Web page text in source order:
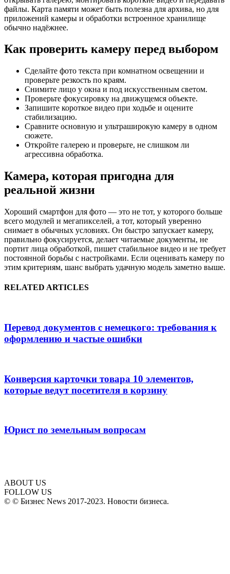
файлы. Карта памяти может быть полезна для архива, но для
приложений камеры и обработки встроенное хранилище
обычно надёжнее.
Как проверить камеру перед выбором
Сделайте фото текста при комнатном освещении и
проверьте резкость по краям.
Снимите лицо у окна и под искусственным светом.
Проверьте фокусировку на движущемся объекте.
Запишите короткое видео при ходьбе и оцените
стабилизацию.
Сравните основную и ультраширокую камеру в одном
сюжете.
Откройте галерею и проверьте, не слишком ли
агрессивна обработка.
Камера, которая пригодна для
реальной жизни
Хороший смартфон для фото — это не тот, у которого больше
всего модулей и мегапикселей, а тот, который уверенно
снимает в обычных условиях. Он быстро запускает камеру,
правильно фокусируется, делает читаемые документы, не
портит лица обработкой, пишет стабильное видео и не требует
постоянной борьбы с настройками. Если оценивать камеру по
этим критериям, шанс выбрать удачную модель заметно выше.
RELATED ARTICLES
Перевод документов с немецкого: требования к
оформлению и частые ошибки
Конверсия карточки товара 10 элементов,
которые ведут посетителя в корзину
Юрист по земельным вопросам
ABOUT US
FOLLOW US
© © Бизнес News 2017-2023. Новости бизнеса.